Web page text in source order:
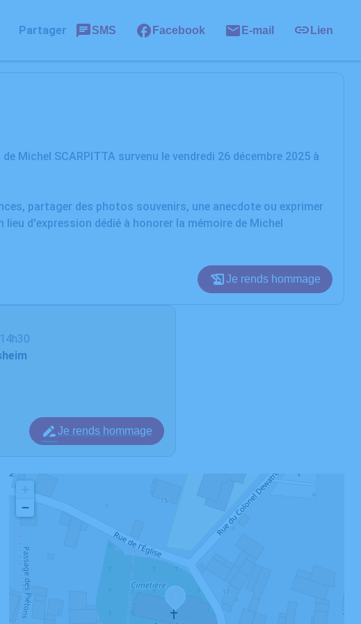
Partager SMS Facebook E-mail Lien
Michel SCARPITTA survenu le vendredi 26 décembre 2025 à
partager des photos souvenirs, une anecdote ou exprimer
d'expression dédié à honorer la mémoire de Michel
Je rends hommage
Je rends hommage
−